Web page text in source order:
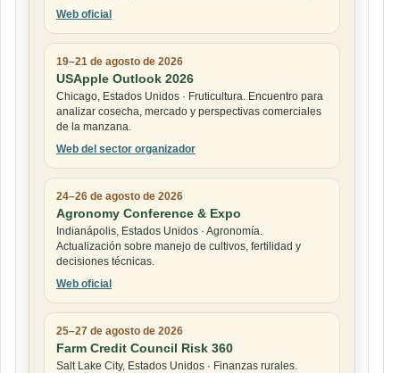
Web oficial
19–21 de agosto de 2026
USApple Outlook 2026
Chicago, Estados Unidos · Fruticultura. Encuentro para
analizar cosecha, mercado y perspectivas comerciales
de la manzana.
Web del sector organizador
24–26 de agosto de 2026
Agronomy Conference & Expo
Indianápolis, Estados Unidos · Agronomía.
Actualización sobre manejo de cultivos, fertilidad y
decisiones técnicas.
Web oficial
25–27 de agosto de 2026
Farm Credit Council Risk 360
Salt Lake City, Estados Unidos · Finanzas rurales.